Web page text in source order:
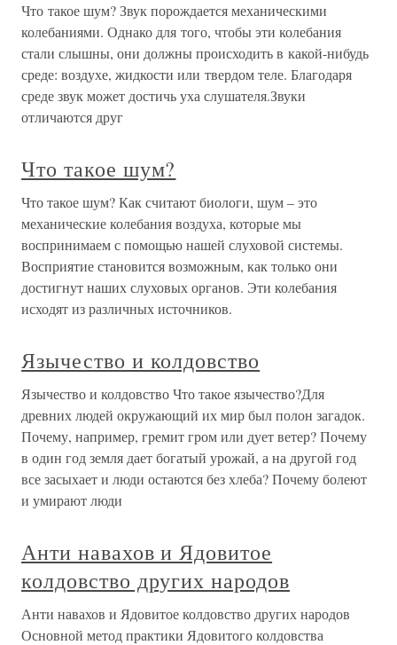
Что такое шум? Звук порождается механическими
колебаниями. Однако для того, чтобы эти колебания
стали слышны, они должны происходить в какой-нибудь
среде: воздухе, жидкости или твердом теле. Благодаря
среде звук может достичь уха слушателя.Звуки
отличаются друг
Что такое шум?
Что такое шум? Как считают биологи, шум – это
механические колебания воздуха, которые мы
воспринимаем с помощью нашей слуховой системы.
Восприятие становится возможным, как только они
достигнут наших слуховых органов. Эти колебания
исходят из различных источников.
Язычество и колдовство
Язычество и колдовство Что такое язычество?Для
древних людей окружающий их мир был полон загадок.
Почему, например, гремит гром или дует ветер? Почему
в один год земля дает богатый урожай, а на другой год
все засыхает и люди остаются без хлеба? Почему болеют
и умирают люди
Анти навахов и Ядовитое
колдовство других народов
Анти навахов и Ядовитое колдовство других народов
Основной метод практики Ядовитого колдовства